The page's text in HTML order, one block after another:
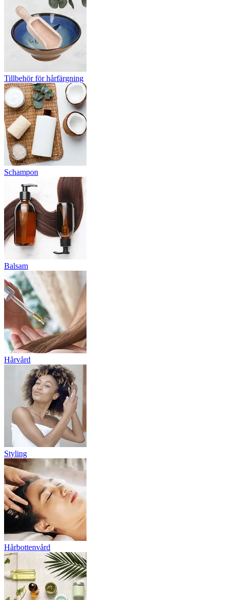
Tillbehör för hårfärgning
Schampon
Balsam
Hårvård
Styling
Hårbottenvård